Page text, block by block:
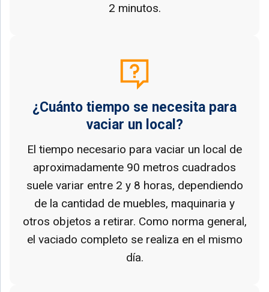
2 minutos.
¿Cuánto tiempo se necesita para
vaciar un local?
El tiempo necesario para vaciar un local de
aproximadamente 90 metros cuadrados
suele variar entre 2 y 8 horas, dependiendo
de la cantidad de muebles, maquinaria y
otros objetos a retirar. Como norma general,
el vaciado completo se realiza en el mismo
día.